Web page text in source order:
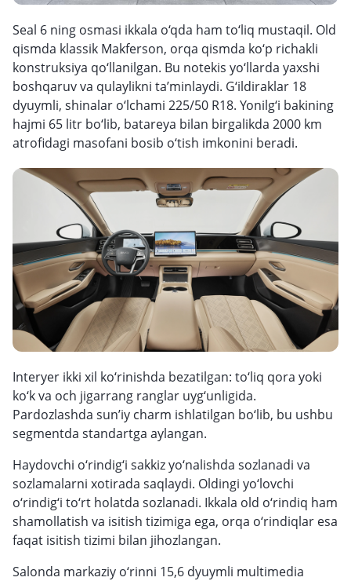
Seal 6 ning osmasi ikkala o‘qda ham to‘liq mustaqil. Old
qismda klassik Makferson, orqa qismda ko‘p richakli
konstruksiya qo‘llanilgan. Bu notekis yo‘llarda yaxshi
boshqaruv va qulaylikni ta’minlaydi. G‘ildiraklar 18
dyuymli, shinalar o‘lchami 225/50 R18. Yonilg‘i bakining
hajmi 65 litr bo‘lib, batareya bilan birgalikda 2000 km
atrofidagi masofani bosib o‘tish imkonini beradi.
Interyer ikki xil ko‘rinishda bezatilgan: to‘liq qora yoki
ko‘k va och jigarrang ranglar uyg‘unligida.
Pardozlashda sun’iy charm ishlatilgan bo‘lib, bu ushbu
segmentda standartga aylangan.
Haydovchi o‘rindig‘i sakkiz yo‘nalishda sozlanadi va
sozlamalarni xotirada saqlaydi. Oldingi yo‘lovchi
o‘rindig‘i to‘rt holatda sozlanadi. Ikkala old o‘rindiq ham
shamollatish va isitish tizimiga ega, orqa o‘rindiqlar esa
faqat isitish tizimi bilan jihozlangan.
Salonda markaziy o‘rinni 15,6 dyuymli multimedia